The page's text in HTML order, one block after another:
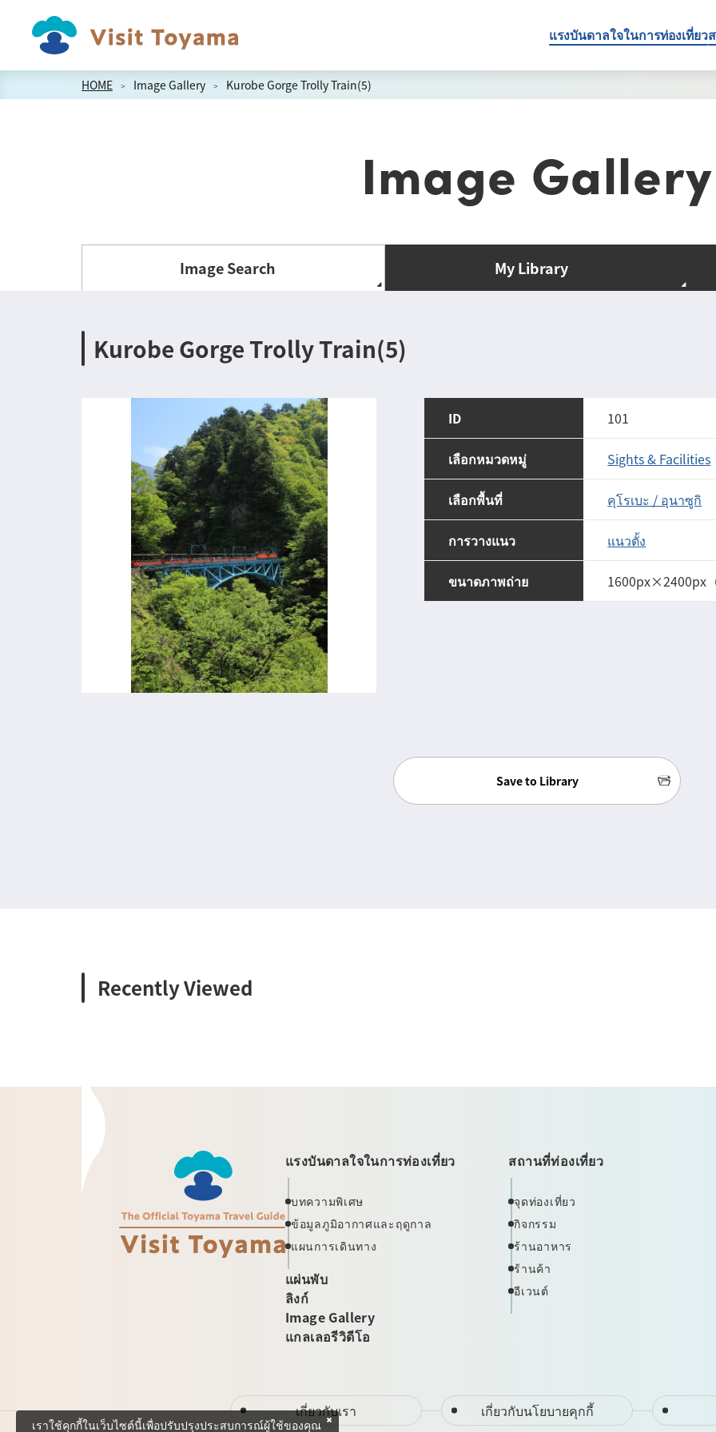
แรงบันดาลใจในการท่องเที่ยว
HOME Image Gallery Kurobe Gorge Trolly Train(5)
Image Gallery
Image Search My Library
Kurobe Gorge Trolly Train(5)
ID 101
เลือกหมวดหมู่ Sights & Facilities
เลือกพื้นที่ คุโรเบะ / อุนาซูกิ
การวางแนว แนวตั้ง
ขนาดภาพถ่าย 1600px×2400px（
Save to Library
Recently Viewed
แรงบันดาลใจในการท่องเที่ยว
บทความพิเศษ
ข้อมูลภูมิอากาศและฤดูกาล
แผนการเดินทาง
แผ่นพับ
ลิงก์
Image Gallery
แกลเลอรีวิดีโอ
สถานที่ท่องเที่ยว
จุดท่องเที่ยว
กิจกรรม
ร้านอาหาร
ร้านค้า
อีเวนต์
เกี่ยวกับเรา เกี่ยวกับนโยบายคุกกี้
เราใช้คุกกี้ในเว็บไซต์นี้เพื่อปรับปรุงประสบการณ์ผู้ใช้ของคุณ